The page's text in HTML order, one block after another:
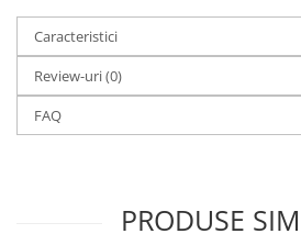
Caracteristici
Review-uri(0)
FAQ
PRODUSE